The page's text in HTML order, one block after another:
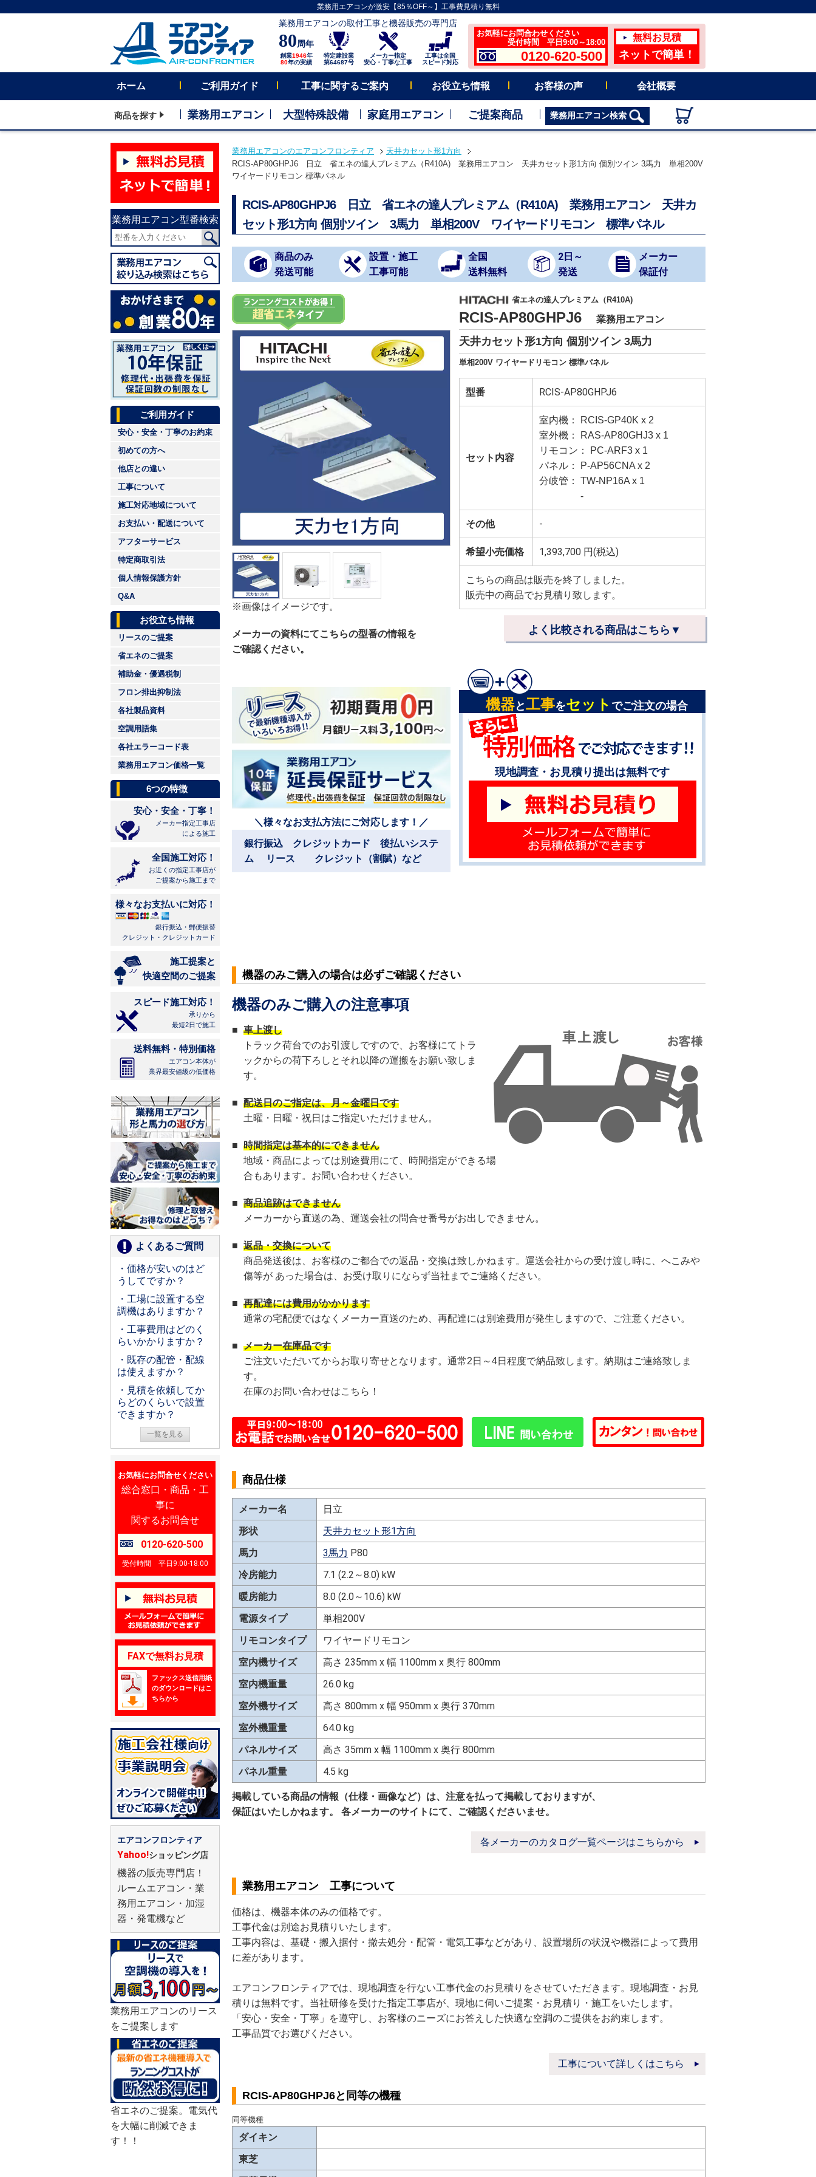
業務用エアコンが激安【85％OFF～】工事費見積り無料
業務用エアコンの取付工事と機器販売の専門店
80周年
創業1946年
80年の実績
特定建設業
第64687号
メーカー指定
安心・丁寧な工事
工事は全国
スピード対応
お気軽にお問合わせください
受付時間 平日9:00～18:00
0120-620-500
無料お見積
ネットで簡単！
ホーム ご利用ガイド 工事に関するご案内 お役立ち情報 お客様の声 会社概要
商品を探す 業務用エアコン 大型特殊設備 家庭用エアコン ご提案商品 業務用エアコン検索
業務用エアコン型番検索
ご利用ガイド
安心・安全・丁寧のお約束
初めての方へ
他店との違い
工事について
施工対応地域について
お支払い・配送について
アフターサービス
特定商取引法
個人情報保護方針
Q&A
お役立ち情報
リースのご提案
省エネのご提案
補助金・優遇税制
フロン排出抑制法
各社製品資料
空調用語集
各社エラーコード表
業務用エアコン価格一覧
6つの特徴
安心・安全・丁寧！
メーカー指定工事店
による施工
全国施工対応！
お近くの指定工事店が
ご提案から施工まで
様々なお支払いに対応！
銀行振込・郵便振替
クレジット・クレジットカード
施工提案と
快適空間のご提案
スピード施工対応！
承りから
最短2日で施工
送料無料・特別価格
エアコン本体が
業界最安値級の低価格
よくあるご質問
・価格が安いのはど
うしてですか？
・工場に設置する空
調機はありますか？
・工事費用はどのく
らいかかりますか？
・既存の配管・配線
は使えますか？
・見積を依頼してか
らどのくらいで設置
できますか？
一覧を見る
お気軽にお問合せください
総合窓口・商品・工
事に
関するお問合せ
0120-620-500
受付時間 平日9:00-18:00
FAXで無料お見積
ファックス送信用紙
のダウンロードはこ
ちらから
エアコンフロンティア
Yahoo!ショッピング店
機器の販売専門店！
ルームエアコン・業
務用エアコン・加湿
器・発電機など
業務用エアコンのリース
をご提案します
省エネのご提案。電気代
を大幅に削減できま
す！！
業務用エアコンのエアコンフロンティア
天井カセット形1方向
RCIS-AP80GHPJ6 日立 省エネの達人プレミアム（R410A) 業務用エアコン 天井カセット形1方向 個別ツイン 3馬力 単相200V
ワイヤードリモコン 標準パネル
RCIS-AP80GHPJ6 日立 省エネの達人プレミアム（R410A) 業務用エアコン 天井カ
セット形1方向 個別ツイン 3馬力 単相200V ワイヤードリモコン 標準パネル
商品のみ
発送可能
設置・施工
工事可能
全国
送料無料
2日～
発送
メーカー
保証付
※画像はイメージです。
メーカーの資料にてこちらの型番の情報を
ご確認ください。
省エネの達人プレミアム（R410A)
RCIS-AP80GHPJ6 業務用エアコン
天井カセット形1方向 個別ツイン 3馬力
単相200V ワイヤードリモコン 標準パネル
型番 RCIS-AP80GHPJ6
セット内容
室内機： RCIS-GP40K x 2
室外機： RAS-AP80GHJ3 x 1
リモコン： PC-ARF3 x 1
パネル： P-AP56CNA x 2
分岐管： TW-NP16A x 1
-
その他 -
希望小売価格 1,393,700 円(税込)
こちらの商品は販売を終了しました。
販売中の商品でお見積り致します。
よく比較される商品はこちら▼
＼様々なお支払方法にご対応します！／
銀行振込 クレジットカード 後払いシステ
ム リース クレジット（割賦）など
機器と工事をセット でご注文の場合
現地調査・お見積り提出は無料です
機器のみご購入の場合は必ずご確認ください
機器のみご購入の注意事項
■ 車上渡し
トラック荷台でのお引渡しですので、お客様にてトラ
ックからの荷下ろしとそれ以降の運搬をお願い致しま
す。
■ 配送日のご指定は、月～金曜日です
土曜・日曜・祝日はご指定いただけません。
■ 時間指定は基本的にできません
地域・商品によっては別途費用にて、時間指定ができる場
合もあります。お問い合わせください。
■ 商品追跡はできません
メーカーから直送の為、運送会社の問合せ番号がお出しできません。
■ 返品・交換について
商品発送後は、お客様のご都合での返品・交換は致しかねます。運送会社からの受け渡し時に、へこみや
傷等が あった場合は、お受け取りにならず当社までご連絡ください。
■ 再配達には費用がかかります
通常の宅配便ではなくメーカー直送のため、再配達には別途費用が発生しますので、ご注意ください。
■ メーカー在庫品です
ご注文いただいてからお取り寄せとなります。通常2日～4日程度で納品致します。納期はご連絡致しま
す。
在庫のお問い合わせはこちら！
商品仕様
メーカー名
日立
形状
天井カセット形1方向
馬力
3馬力 P80
冷房能力
7.1 (2.2～8.0) kW
暖房能力
8.0 (2.0～10.6) kW
電源タイプ
単相200V
リモコンタイプ
ワイヤードリモコン
室内機サイズ
高さ 235mm x 幅 1100mm x 奥行 800mm
室内機重量
26.0 kg
室外機サイズ
高さ 800mm x 幅 950mm x 奥行 370mm
室外機重量
64.0 kg
パネルサイズ
高さ 35mm x 幅 1100mm x 奥行 800mm
パネル重量
4.5 kg
掲載している商品の情報（仕様・画像など）は、注意を払って掲載しておりますが、
保証はいたしかねます。 各メーカーのサイトにて、ご確認くださいませ。
各メーカーのカタログ一覧ページはこちらから
業務用エアコン 工事について
価格は、機器本体のみの価格です。
工事代金は別途お見積りいたします。
工事内容は、基礎・搬入据付・撤去処分・配管・電気工事などがあり、設置場所の状況や機器によって費用
に差があります。
エアコンフロンティアでは、現地調査を行ない工事代金のお見積りをさせていただきます。現地調査・お見
積りは無料です。当社研修を受けた指定工事店が、現地に伺いご提案・お見積り・施工をいたします。
「安心・安全・丁寧」を遵守し、お客様のニーズにお答えした快適な空調のご提供をお約束します。
工事品質でお選びください。
工事について詳しくはこちら
RCIS-AP80GHPJ6と同等の機種
同等機種
ダイキン
東芝